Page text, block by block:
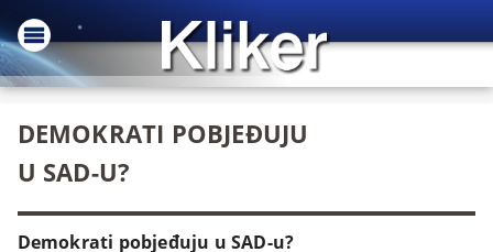
DEMOKRATI POBJEĐUJU
U SAD-U?
Demokrati pobjeđuju u SAD-u?